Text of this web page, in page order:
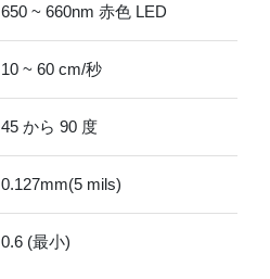
650 ~ 660nm 赤色 LED
10 ~ 60 cm/秒
45 から 90 度
0.127mm(5 mils)
0.6 (最小)